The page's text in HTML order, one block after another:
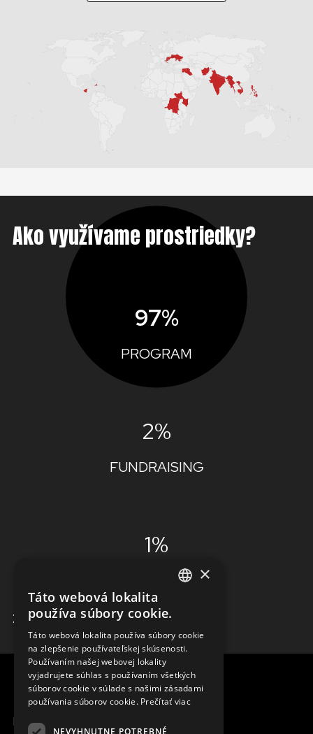
Ako využívame prostriedky?
97%
PROGRAM
2%
FUNDRAISING
1%
ADMINISTRÁCIA
ZISTIŤ VIAC
MENU
CZECH
FRENCH
×
Táto webová lokalita
používa súbory cookie.
Táto webová lokalita používa súbory cookie
na zlepšenie používateľskej skúsenosti.
Používaním našej webovej lokality
vyjadrujete súhlas s používaním všetkých
súborov cookie v súlade s našimi zásadami
používania súborov cookie. Prečítať viac
NEVYHNUTNE POTREBNÉ